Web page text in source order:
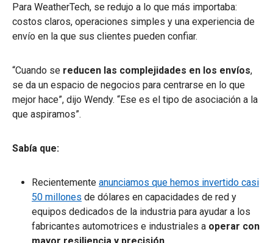
Para WeatherTech, se redujo a lo que más importaba:
costos claros, operaciones simples y una experiencia de
envío en la que sus clientes pueden confiar.
“Cuando se reducen las complejidades en los envíos,
se da un espacio de negocios para centrarse en lo que
mejor hace”, dijo Wendy. “Ese es el tipo de asociación a la
que aspiramos”.
Sabía que:
Recientemente anunciamos que hemos invertido casi
50 millones de dólares en capacidades de red y
equipos dedicados de la industria para ayudar a los
fabricantes automotrices e industriales a operar con